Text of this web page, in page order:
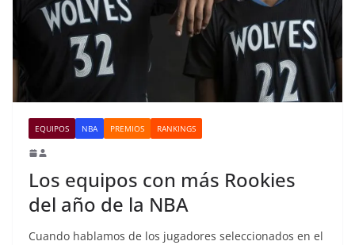
EQUIPOS NBA PREMIOS RANKINGS
Los equipos con más Rookies
del año de la NBA
Cuando hablamos de los jugadores seleccionados en el